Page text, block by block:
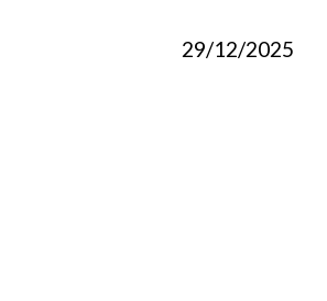
29/12/2025